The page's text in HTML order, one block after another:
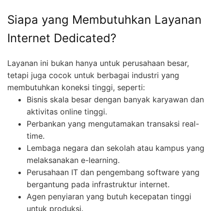
Siapa yang Membutuhkan Layanan
Internet Dedicated?
Layanan ini bukan hanya untuk perusahaan besar,
tetapi juga cocok untuk berbagai industri yang
membutuhkan koneksi tinggi, seperti:
Bisnis skala besar dengan banyak karyawan dan
aktivitas online tinggi.
Perbankan yang mengutamakan transaksi real-
time.
Lembaga negara dan sekolah atau kampus yang
melaksanakan e-learning.
Perusahaan IT dan pengembang software yang
bergantung pada infrastruktur internet.
Agen penyiaran yang butuh kecepatan tinggi
untuk produksi.